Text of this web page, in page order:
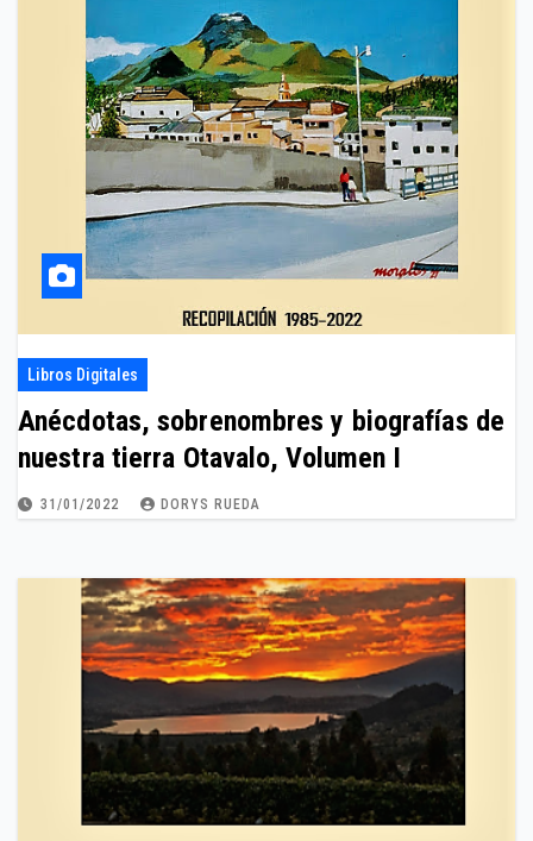
Libros Digitales
Anécdotas, sobrenombres y biografías de
nuestra tierra Otavalo, Volumen I
31/01/2022 DORYS RUEDA